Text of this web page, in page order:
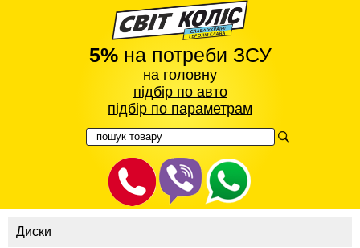
5%на потреби ЗСУ
на головну
підбір по авто
підбір по параметрам
Диски